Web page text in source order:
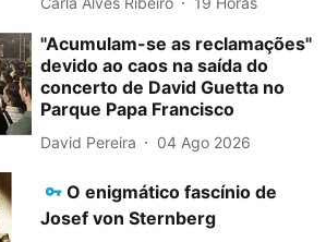
"Acumulam-se as reclamações"
devido ao caos na saída do
concerto de David Guetta no
Parque Papa Francisco
David Pereira 04 Ago 2026
O enigmático fascínio de
Josef von Sternberg